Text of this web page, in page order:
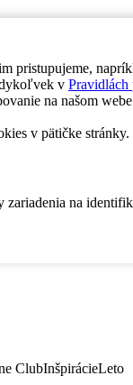
pristupujeme,
v Pravidlách
na našom
v pätičke stránky.
na
ClubInšpirácieLeto